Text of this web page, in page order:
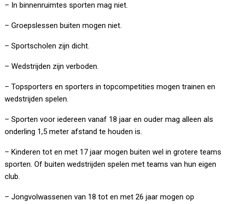
– In binnenruimtes sporten mag niet.
– Groepslessen buiten mogen niet.
– Sportscholen zijn dicht.
– Wedstrijden zijn verboden.
– Topsporters en sporters in topcompetities mogen trainen en
wedstrijden spelen.
– Sporten voor iedereen vanaf 18 jaar en ouder mag alleen als
onderling 1,5 meter afstand te houden is.
– Kinderen tot en met 17 jaar mogen buiten wel in grotere teams
sporten. Of buiten wedstrijden spelen met teams van hun eigen
club.
– Jongvolwassenen van 18 tot en met 26 jaar mogen op